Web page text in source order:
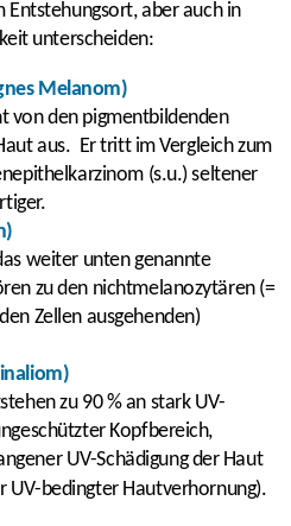
Entstehungsort, aber auch in
unterscheiden:
Melanom)
von den pigmentbildenden
aus. Er tritt im Vergleich zum
(s.u.) seltener
weiter unten genannte
zu den nichtmelanozytären (=
Zellen ausgehenden)
zu 90 % an stark UV-
Kopfbereich,
UV-Schädigung der Haut
bedingter Hautverhornung).